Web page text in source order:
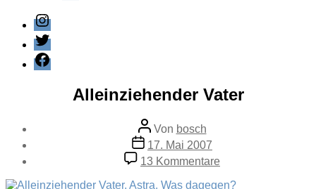
Instagram
Twitter
Facebook
Alleinziehender Vater
Beitragsautor
Von bosch
Veröffentlichungsdatum
17. Mai 2007
13 Kommentare
Alleinziehender
Vater